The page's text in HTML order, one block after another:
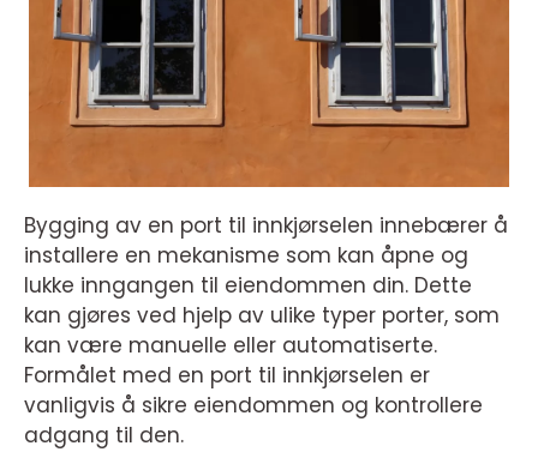
Bygging av en port til innkjørselen innebærer å
installere en mekanisme som kan åpne og
lukke inngangen til eiendommen din. Dette
kan gjøres ved hjelp av ulike typer porter, som
kan være manuelle eller automatiserte.
Formålet med en port til innkjørselen er
vanligvis å sikre eiendommen og kontrollere
adgang til den.